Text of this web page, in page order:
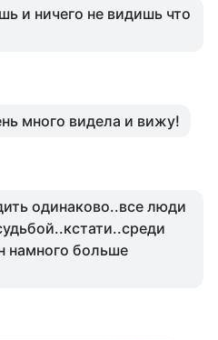
и ничего не видишь что
много видела и вижу!
одинаково..все люди
намного больше